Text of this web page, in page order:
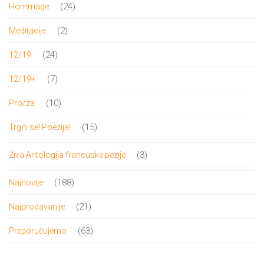
Hommage 2424
Meditacije 22
12/19 2424
12/19+ 77
Pro/za 1010
Trgni se! Poezija! 1515
Živa Antologija francuske pezije 33
Najnovije 188188
Najprodavanije 2121
Preporučujemo 6363